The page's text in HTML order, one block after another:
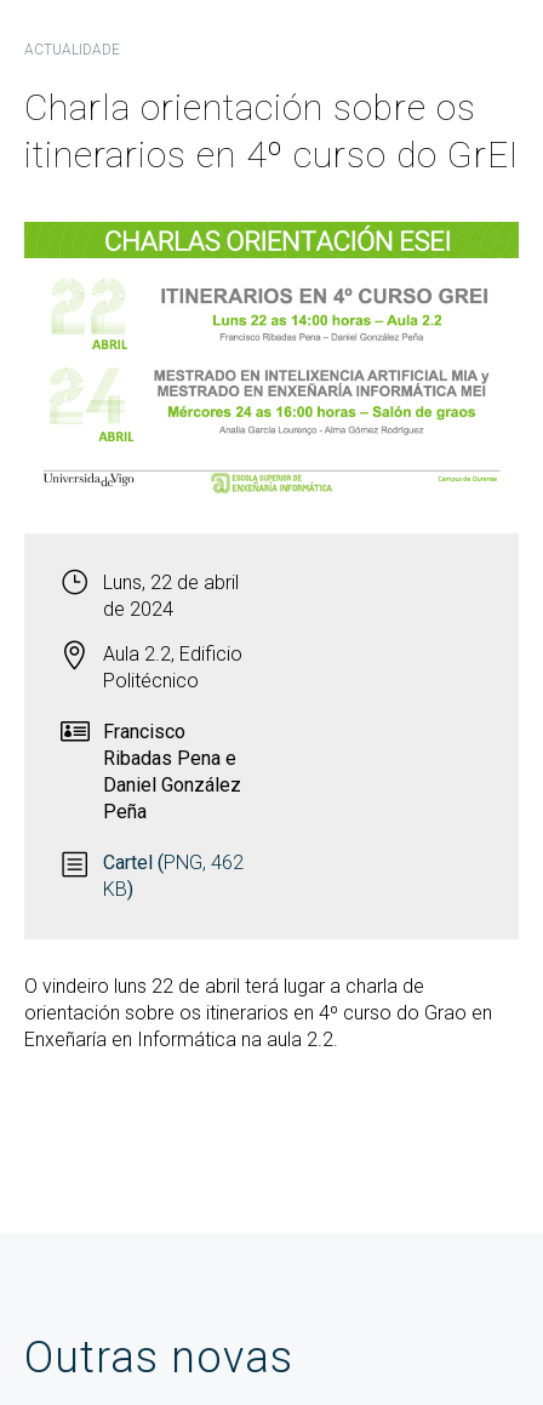
ACTUALIDADE
Charla orientación sobre os
itinerarios en 4º curso do GrEI
Luns, 22 de abril
de 2024
Aula 2.2, Edificio
Politécnico
Francisco
Ribadas Pena e
Daniel González
Peña
Cartel (PNG, 462
KB)
O vindeiro luns 22 de abril terá lugar a charla de
orientación sobre os itinerarios en 4º curso do Grao en
Enxeñaría en Informática na aula 2.2.
Outras novas